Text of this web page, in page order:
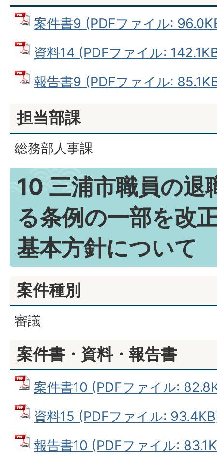
案件書9 (PDFファイル:
資料14 (PDFファイル:
報告書9 (PDFファイル:
担当部課
総務部人事課
10 三浦市職員の退
る条例の一部を改
基本方針について
案件種別
審議
案件書・資料・報告書
案件書10 (PDFファイル:
資料15 (PDFファイル:
報告書10 (PDFファイル: